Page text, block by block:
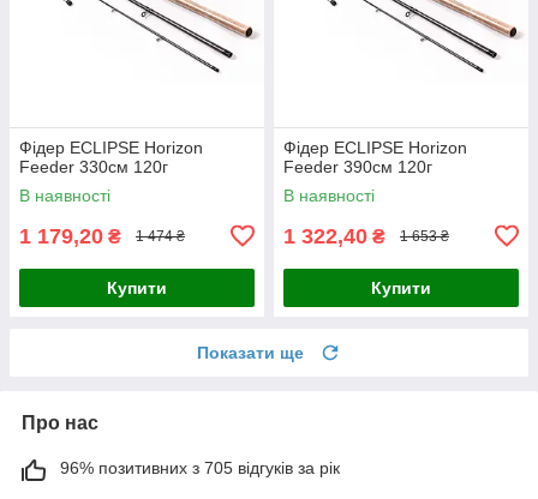
Фідер ECLIPSE Horizon
Feeder 330см 120г
В наявності
1 179,20 ₴ 1 474 ₴
Купити
Фідер ECLIPSE Horizon
Feeder 390cм 120г
В наявності
1 322,40 ₴ 1 653 ₴
Купити
Показати ще
Про нас
96% позитивних з 705 відгуків за рік